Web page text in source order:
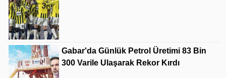
Gabar'da Günlük Petrol Üretimi 83 Bin
300 Varile Ulaşarak Rekor Kırdı